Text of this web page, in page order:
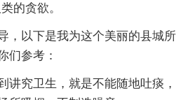
的贪欲。
，以下是我为这个美丽的县城所
们参考：
讲究卫生，就是不能随地吐痰，